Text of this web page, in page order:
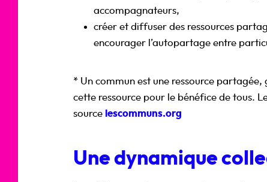
accompagnateurs,
créer et diffuser des ressources
encourager l’autopartage entre
* Un commun est une ressource
cette ressource pour le bénéfice de tous.
source lescommuns.org
Une dynamique